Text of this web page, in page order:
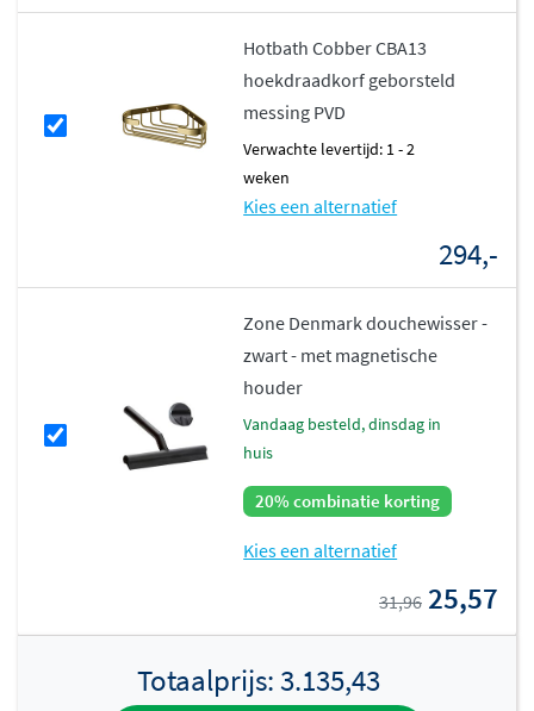
Hotbath Cobber CBA13
hoekdraadkorf geborsteld
messing PVD
Verwachte levertijd: 1 - 2
weken
Kies een alternatief
294,-
Zone Denmark douchewisser -
zwart - met magnetische
houder
vandaag besteld, dinsdag in
huis
20% combinatie korting
Kies een alternatief
31,96 25,57
Totaalprijs:3.135,43